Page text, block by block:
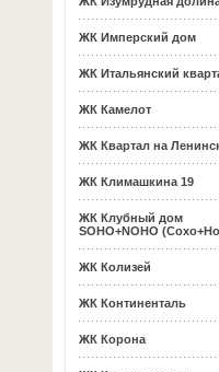
ЖК Имперский дом
ЖК Итальянский
ЖК Камелот
ЖК Квартал на
ЖК Климашкина 19
ЖК Клубный дом
SOHO+NOHO
ЖК Колизей
ЖК Континенталь
ЖК Корона